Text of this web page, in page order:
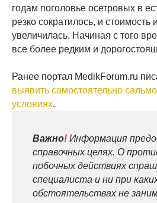
годам поголовье осетровых в
резко сократилось, и стоимость
увеличилась. Начиная с того
все более редким и
Ранее портал MedikForum.ru
выявить самостоятельно
условиях.
Важно! Информация
справочных целях. О
побочных действиях
специалиста и ни при
обстоятельствах не